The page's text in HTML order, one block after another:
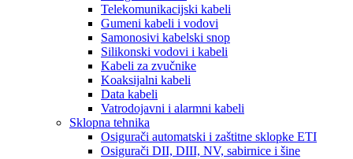
Telekomunikacijski kabeli
Gumeni kabeli i vodovi
Samonosivi kabelski snop
Silikonski vodovi i kabeli
Kabeli za zvučnike
Koaksijalni kabeli
Data kabeli
Vatrodojavni i alarmni kabeli
Sklopna tehnika
Osigurači automatski i zaštitne sklopke ETI
Osigurači DII, DIII, NV, sabirnice i šine